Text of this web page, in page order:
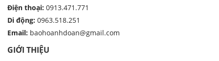
Điện thoại: 0913.471.771
Di động: 0963.518.251
Email: baohoanhdoan@gmail.com
GIỚI THIỆU